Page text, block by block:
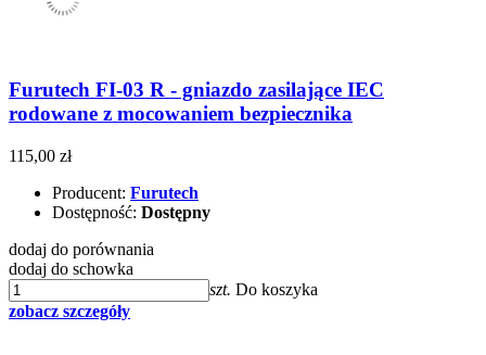
Furutech FI-03 R - gniazdo zasilające IEC
rodowane z mocowaniem bezpiecznika
115,00 zł
Producent: Furutech
Dostępność: Dostępny
dodaj do porównania
dodaj do schowka
szt. Do koszyka
zobacz szczegóły